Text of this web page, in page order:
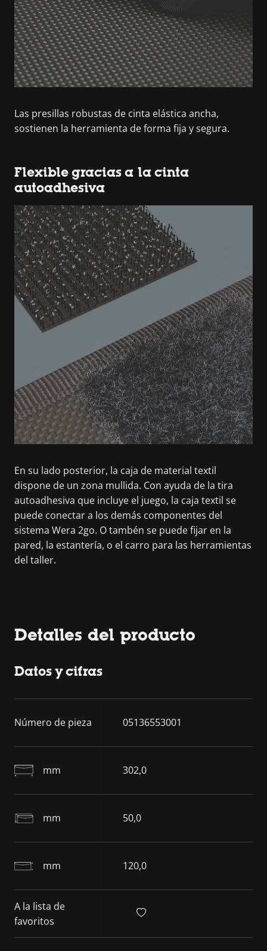
Las presillas robustas de cinta elástica ancha,
sostienen la herramienta de forma fija y segura.
Flexible gracias a la cinta
autoadhesiva
En su lado posterior, la caja de material textil
dispone de un zona mullida. Con ayuda de la tira
autoadhesiva que incluye el juego, la caja textil se
puede conectar a los demás componentes del
sistema Wera 2go. O tambén se puede fijar en la
pared, la estantería, o el carro para las herramientas
del taller.
Detalles del producto
Datos y cifras
Número de pieza 05136553001
mm 302,0
mm 50,0
mm 120,0
A la lista de
favoritos